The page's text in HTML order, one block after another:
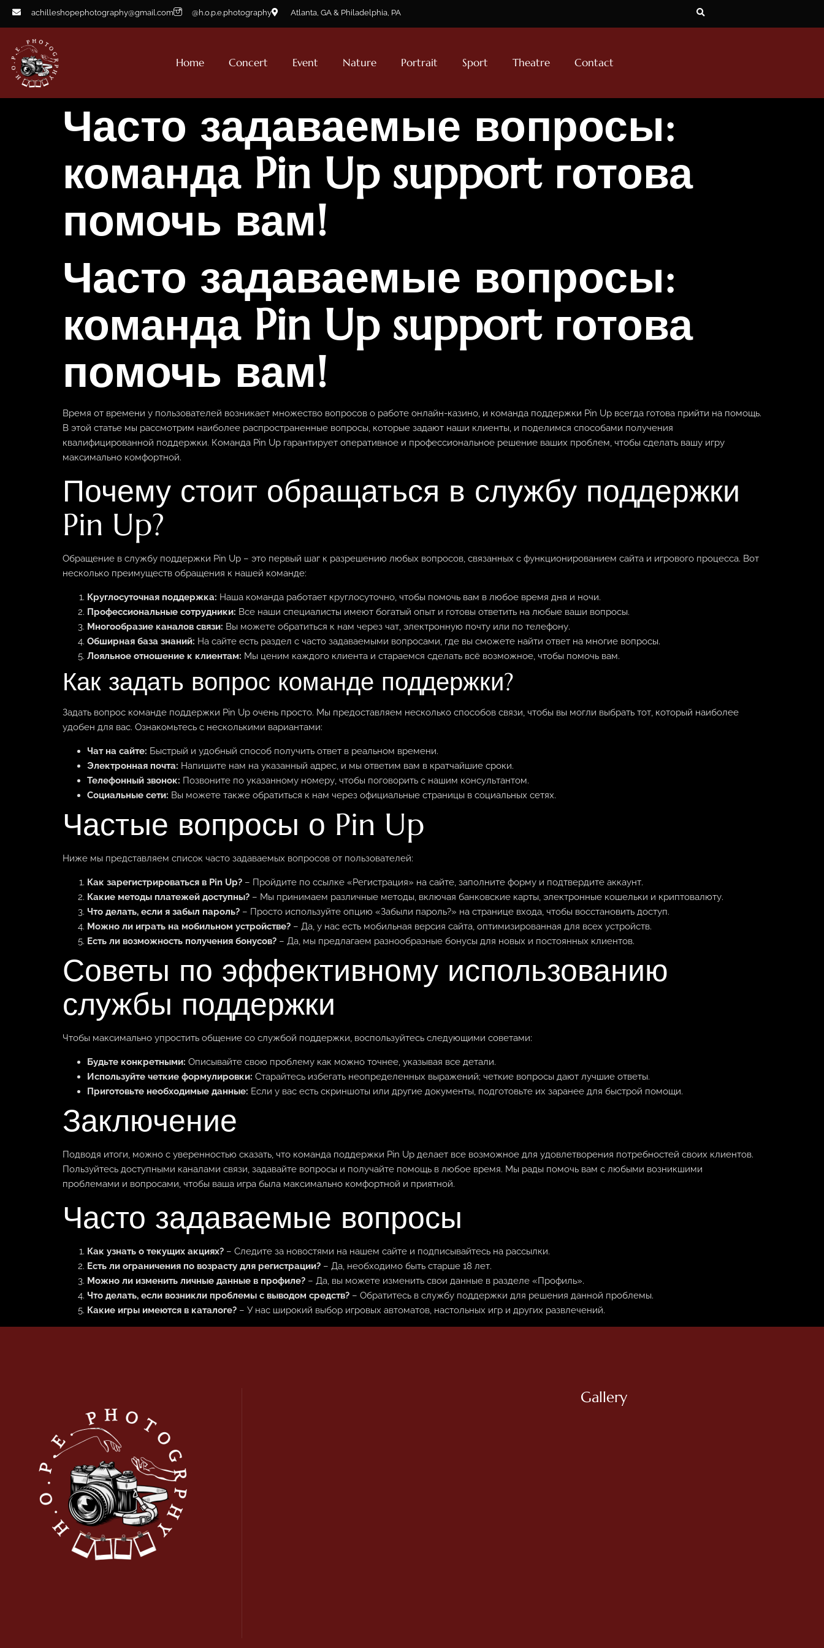
achilleshopephotography@gmail.com @h.o.p.e.photography Atlanta, GA & Philadelphia, PA
Home Concert Event Nature Portrait Sport Theatre Contact
Часто задаваемые вопросы:
команда Pin Up support готова
помочь вам!
Часто задаваемые вопросы:
команда Pin Up support готова
помочь вам!
Время от времени у пользователей возникает множество вопросов о работе онлайн-казино, и команда поддержки Pin Up всегда готова прийти на помощь.
В этой статье мы рассмотрим наиболее распространенные вопросы, которые задают наши клиенты, и поделимся способами получения
квалифицированной поддержки. Команда Pin Up гарантирует оперативное и профессиональное решение ваших проблем, чтобы сделать вашу игру
максимально комфортной.
Почему стоит обращаться в службу поддержки
Pin Up?
Обращение в службу поддержки Pin Up – это первый шаг к разрешению любых вопросов, связанных с функционированием сайта и игрового процесса. Вот
несколько преимуществ обращения к нашей команде:
Круглосуточная поддержка: Наша команда работает круглосуточно, чтобы помочь вам в любое время дня и ночи.
Профессиональные сотрудники: Все наши специалисты имеют богатый опыт и готовы ответить на любые ваши вопросы.
Многообразие каналов связи: Вы можете обратиться к нам через чат, электронную почту или по телефону.
Обширная база знаний: На сайте есть раздел с часто задаваемыми вопросами, где вы сможете найти ответ на многие вопросы.
Лояльное отношение к клиентам: Мы ценим каждого клиента и стараемся сделать всё возможное, чтобы помочь вам.
Как задать вопрос команде поддержки?
Задать вопрос команде поддержки Pin Up очень просто. Мы предоставляем несколько способов связи, чтобы вы могли выбрать тот, который наиболее
удобен для вас. Ознакомьтесь с несколькими вариантами:
Чат на сайте: Быстрый и удобный способ получить ответ в реальном времени.
Электронная почта: Напишите нам на указанный адрес, и мы ответим вам в кратчайшие сроки.
Телефонный звонок: Позвоните по указанному номеру, чтобы поговорить с нашим консультантом.
Социальные сети: Вы можете также обратиться к нам через официальные страницы в социальных сетях.
Частые вопросы о Pin Up
Ниже мы представляем список часто задаваемых вопросов от пользователей:
Как зарегистрироваться в Pin Up? – Пройдите по ссылке «Регистрация» на сайте, заполните форму и подтвердите аккаунт.
Какие методы платежей доступны? – Мы принимаем различные методы, включая банковские карты, электронные кошельки и криптовалюту.
Что делать, если я забыл пароль? – Просто используйте опцию «Забыли пароль?» на странице входа, чтобы восстановить доступ.
Можно ли играть на мобильном устройстве? – Да, у нас есть мобильная версия сайта, оптимизированная для всех устройств.
Есть ли возможность получения бонусов? – Да, мы предлагаем разнообразные бонусы для новых и постоянных клиентов.
Советы по эффективному использованию
службы поддержки
Чтобы максимально упростить общение со службой поддержки, воспользуйтесь следующими советами:
Будьте конкретными: Описывайте свою проблему как можно точнее, указывая все детали.
Используйте четкие формулировки: Старайтесь избегать неопределенных выражений; четкие вопросы дают лучшие ответы.
Приготовьте необходимые данные: Если у вас есть скриншоты или другие документы, подготовьте их заранее для быстрой помощи.
Заключение
Подводя итоги, можно с уверенностью сказать, что команда поддержки Pin Up делает все возможное для удовлетворения потребностей своих клиентов.
Пользуйтесь доступными каналами связи, задавайте вопросы и получайте помощь в любое время. Мы рады помочь вам с любыми возникшими
проблемами и вопросами, чтобы ваша игра была максимально комфортной и приятной.
Часто задаваемые вопросы
Как узнать о текущих акциях? – Следите за новостями на нашем сайте и подписывайтесь на рассылки.
Есть ли ограничения по возрасту для регистрации? – Да, необходимо быть старше 18 лет.
Можно ли изменить личные данные в профиле? – Да, вы можете изменить свои данные в разделе «Профиль».
Что делать, если возникли проблемы с выводом средств? – Обратитесь в службу поддержки для решения данной проблемы.
Какие игры имеются в каталоге? – У нас широкий выбор игровых автоматов, настольных игр и других развлечений.
Gallery